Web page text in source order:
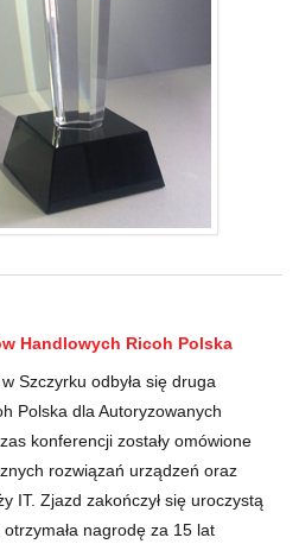
Handlowych Ricoh Polska
Szczyrku odbyła się druga
Polska dla Autoryzowanych
konferencji zostały omówione
rozwiązań urządzeń oraz
IT. Zjazd zakończył się uroczystą
nagrodę za 15 lat